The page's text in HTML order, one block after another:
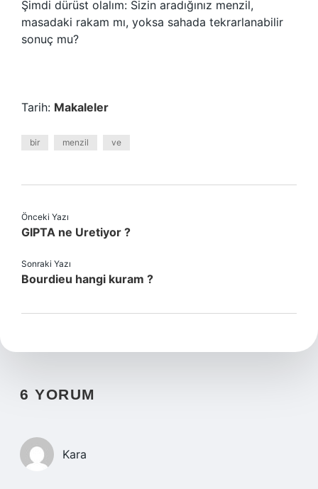
Şimdi dürüst olalım: Sizin aradığınız menzil,
masadaki rakam mı, yoksa sahada tekrarlanabilir
sonuç mu?
Tarih: Makaleler
bir menzil ve
Önceki Yazı
GIPTA ne Uretiyor ?
Sonraki Yazı
Bourdieu hangi kuram ?
6 YORUM
Kara